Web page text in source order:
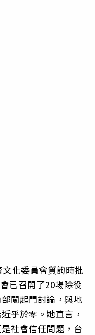
化委員會質詢時批
已召開了20場除役
關起門討論，與地
乎於零。她直言，
社會信任問題，台